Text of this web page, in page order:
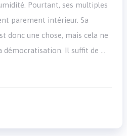
Pourtant, ses multiples
parement intérieur. Sa
donc une chose, mais cela ne
démocratisation. Il suffit de …